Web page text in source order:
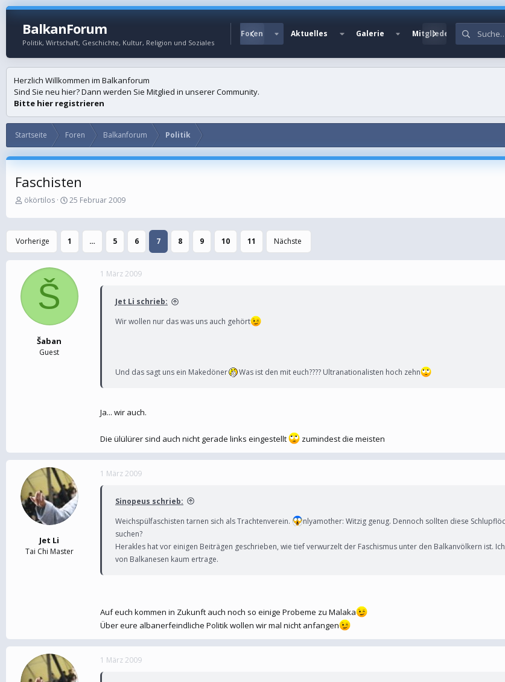
BalkanForum
Politik, Wirtschaft, Geschichte, Kultur, Religion und Soziales
Foren Aktuelles Galerie Mitglieder
Herzlich Willkommen im Balkanforum
Sind Sie neu hier? Dann werden Sie Mitglied in unserer Community.
Bitte hier registrieren
Startseite Foren Balkanforum Politik
Faschisten
E
s
t
e
l
e
r
ökörtilos
E
s
t
e
l
t
25 Februar 2009
Vorherige 1 … 5 6 7 8 9 10 11 Nächste
Š
Šaban
Guest
1 März 2009
Jet Li schrieb:
Wir wollen nur das was uns auch gehört
Und das sagt uns ein Makedöner Was ist den mit euch???? Ultranationalisten hoch zehn
Ja... wir auch.
Die ülülürer sind auch nicht gerade links eingestellt zumindest die meisten
Jet Li
Tai Chi Master
1 März 2009
Sinopeus schrieb:
Weichspülfaschisten tarnen sich als Trachtenverein.
nlyamother: Witzig genug. Dennoch sollten diese
suchen?
Herakles hat vor einigen Beiträgen geschrieben, wie tief verwurzelt der Faschismus unter den Balkanvölkern ist.
von Balkanesen kaum ertrage.
Auf euch kommen in Zukunft auch noch so einige Probeme zu Malaka
Über eure albanerfeindliche Politik wollen wir mal nicht anfangen
1 März 2009